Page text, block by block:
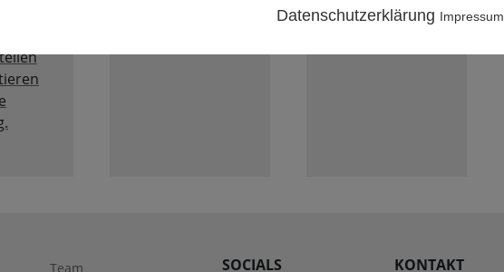
Datenschutzerklärung Impressum
herunter.
Team SOCIALS KONTAKT